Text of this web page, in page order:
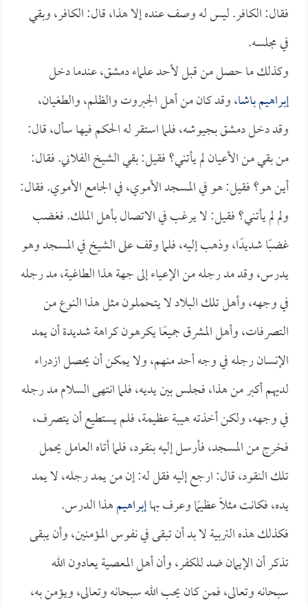
فقال: الكافر. ليس له وصف عنده إلا هذا، قال: الكافر، وبقي
في مجلسه.
وكذلك ما حصل من قبل لأحد علماء دمشق، عندما دخل
إبراهيم باشا، وقد كان من أهل الجبروت والظلم، والطغيان،
وقد دخل دمشق بجيوشه، فلما استقر له الحكم فيها سأل، قال:
من بقي من الأعيان لم يأتني؟ فقيل: بقي الشيخ الفلاني. فقال:
أين هو؟ فقيل: هو في المسجد الأموي، في الجامع الأموي. فقال:
ولم لم يأتني؟ فقيل: لا يرغب في الاتصال بأهل الملك. فغضب
غضبًا شديدًا، وذهب إليه، فلما وقف على الشيخ في المسجد وهو
يدرس، وقد مد رجله من الإعياء إلى جهة هذا الطاغية، مد رجله
في وجهه، وأهل تلك البلاد لا يتحملون مثل هذا النوع من
التصرفات، وأهل المشرق جميعًا يكرهون كراهة شديدة أن يمد
الإنسان رجله في وجه أحد منهم، ولا يمكن أن يحصل ازدراء
لديهم أكبر من هذا، فجلس بين يديه، فلما انتهى السلام مد رجله
في وجهه، ولكن أخذته هيبة عظيمة، فلم يستطيع أن يتصرف،
فخرج من المسجد، فأرسل إليه بنقود، فلما أتاه العامل يحمل
تلك النقود، قال: ارجع إليه فقل له: إن من يمد رجله، لا يمد
يده، فكانت مثلًا عظيمًا وعرف بهاإبراهيمهذا الدرس.
فكذلك هذه التربية لا بد أن تبقى في نفوس المؤمنين، وأن يبقى
تذكر أن الإيمان ضد للكفر، وأن أهل المعصية يعادون الله
سبحانه وتعالى، فمن كان يحب الله سبحانه وتعالى، ويؤمن به،